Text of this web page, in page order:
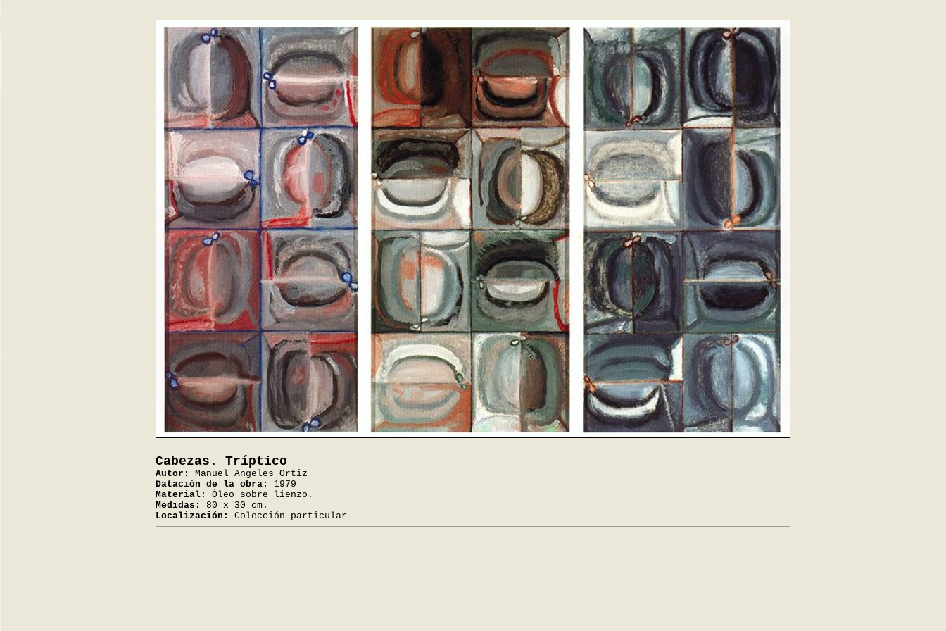
Cabezas. Tríptico
Autor:
Manuel Angeles Ortiz
Datación de la obra:
1979
Material:
Óleo sobre lienzo.
Medidas:
80 x 30 cm.
Localización:
Colección particular